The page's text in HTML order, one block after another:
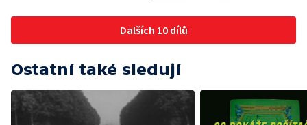
Dalších 10 dílů
Ostatní také sledují